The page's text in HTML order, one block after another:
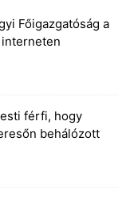
Főigazgatóság a
férfi, hogy
behálózott